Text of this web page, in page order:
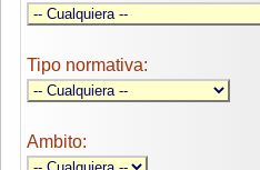
Tipo normativa:
Ambito: